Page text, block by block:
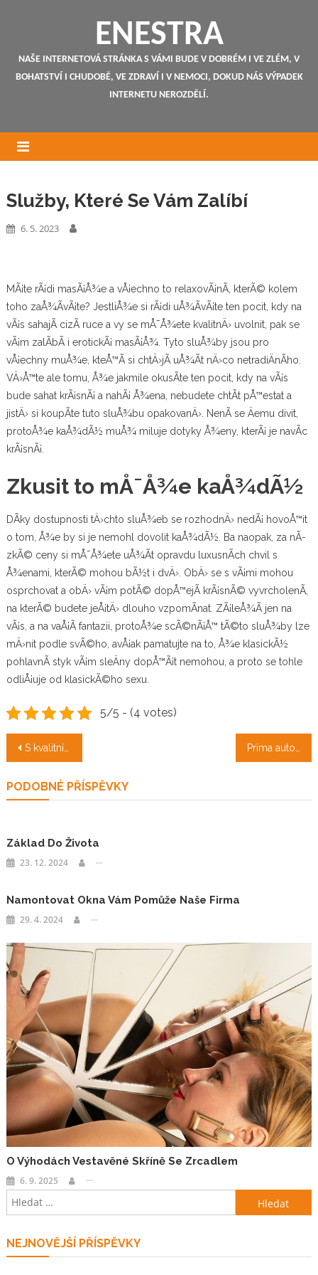
ENESTRA
NAŠE INTERNETOVÁ STRÁNKA S VÁMI BUDE V DOBRÉM I VE ZLÉM, V
BOHATSTVÍ I CHUDOBĚ, VE ZDRAVÍ I V NEMOCI, DOKUD NÁS VÝPADEK
INTERNETU NEROZDĚLÍ.
Služby, Které Se Vám Zalíbí
6. 5. 2023
MÃ¡te rÃ¡di masÃ¡Å¾e a vÅ¡echno to relaxovÃ¡nÃ­, kterÃ© kolem
toho zaÅ¾Ã­vÃ¡te? JestliÅ¾e si rÃ¡di uÅ¾Ã­vÃ¡te ten pocit, kdy na
vÃ¡s sahajÃ­ cizÃ­ ruce a vy se mÅ¯Å¾ete kvalitnÄ› uvolnit, pak se
vÃ¡m zalÃ­bÃ­ i erotickÃ¡ masÃ¡Å¾. Tyto sluÅ¾by jsou pro
vÅ¡echny muÅ¾e, kteÅ™Ã­ si chtÄ›jÃ­ uÅ¾Ã­t nÄ›co netradiÄnÃ­ho.
VÄ›Å™te ale tomu, Å¾e jakmile okusÃ­te ten pocit, kdy na vÃ¡s
bude sahat krÃ¡snÃ¡ a nahÃ¡ Å¾ena, nebudete chtÃ­t pÅ™estat a
jistÄ› si koupÃ­te tuto sluÅ¾bu opakovanÄ›. NenÃ­ se Äemu divit,
protoÅ¾e kaÅ¾dÃ½ muÅ¾ miluje dotyky Å¾eny, kterÃ¡ je navÃ­c
krÃ¡snÃ¡.
Zkusit to mÅ¯Å¾e kaÅ¾dÃ½
DÃ­ky dostupnosti tÄ›chto sluÅ¾eb se rozhodnÄ› nedÃ¡ hovoÅ™it
o tom, Å¾e by si je nemohl dovolit kaÅ¾dÃ½. Ba naopak, za nÃ­
zkÃ© ceny si mÅ¯Å¾ete uÅ¾Ã­t opravdu luxusnÃ­ch chvil s
Å¾enami, kterÃ© mohou bÃ½t i dvÄ›. ObÄ› se s vÃ¡mi mohou
osprchovat a obÄ› vÃ¡m potÃ© dopÅ™ejÃ­ krÃ¡snÃ© vyvrcholenÃ­,
na kterÃ© budete jeÅ¡tÄ› dlouho vzpomÃ­nat. ZÃ¡leÅ¾Ã­ jen na
vÃ¡s, a na vaÅ¡Ã­ fantazii, protoÅ¾e scÃ©nÃ¡Å™ tÃ©to sluÅ¾by lze
mÄ›nit podle svÃ©ho, avÅ¡ak pamatujte na to, Å¾e klasickÃ½
pohlavnÃ­ styk vÃ¡m sleÄny dopÅ™Ã¡t nemohou, a proto se tohle
odliÅ¡uje od klasickÃ©ho sexu.
5/5 - (4 votes)
Navigace
příspěvek
S kvalitní podlahou budete mít kvalitní bydlení
PODOBNÉ PŘÍSPĚVKY
Základ Do Života
23. 12. 2024
Namontovat Okna Vám Pomůže Naše Firma
29. 4. 2024
O Výhodách Vestavěné Skříně Se Zrcadlem
6. 9. 2025
Vyhledávání
NEJNOVĚJŠÍ PŘÍSPĚVKY